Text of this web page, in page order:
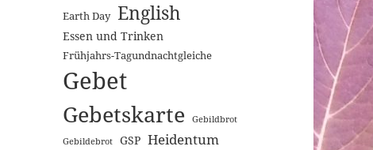
Earth Day English
Essen und Trinken
Frühjahrs-Tagundnachtgleiche
Gebet
Gebetskarte
Gebildbrot
Gebildebrot
GSP Heidentum